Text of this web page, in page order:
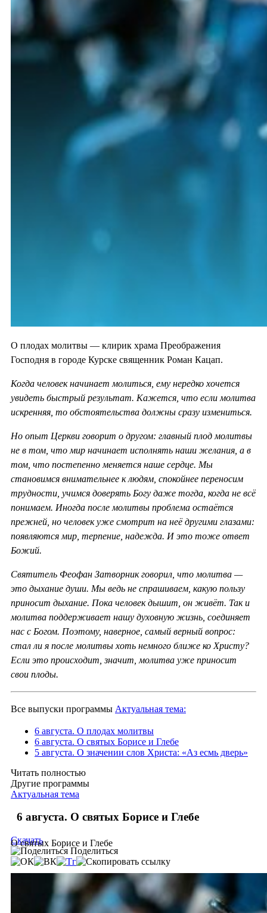
О плодах молитвы — клирик храма Преображения
Господня в городе Курске священник Роман Кацап.
Когда человек начинает молиться, ему нередко хочется
увидеть быстрый результат. Кажется, что если молитва
искренняя, то обстоятельства должны сразу измениться.
Но опыт Церкви говорит о другом: главный плод молитвы
не в том, что мир начинает исполнять наши желания, а в
том, что постепенно меняется наше сердце. Мы
становимся внимательнее к людям, спокойнее переносим
трудности, учимся доверять Богу даже тогда, когда не всё
понимаем. Иногда после молитвы проблема остаётся
прежней, но человек уже смотрит на неё другими глазами:
появляются мир, терпение, надежда. И это тоже ответ
Божий.
Святитель Феофан Затворник говорил, что молитва —
это дыхание души. Мы ведь не спрашиваем, какую пользу
приносит дыхание. Пока человек дышит, он живёт. Так и
молитва поддерживает нашу духовную жизнь, соединяет
нас с Богом. Поэтому, наверное, самый верный вопрос:
стал ли я после молитвы хоть немного ближе ко Христу?
Если это происходит, значит, молитва уже приносит
свои плоды.
Все выпуски программы Актуальная тема:
6 августа. О плодах молитвы
6 августа. О святых Борисе и Глебе
5 августа. О значении слов Христа: «Аз есмь дверь»
Читать полностью
Другие программы
Актуальная тема
6 августа. О святых Борисе и Глебе
О святых Борисе и Глебе
Скачать
Поделиться